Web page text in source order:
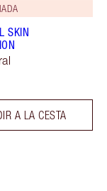
SKIN
A LA CESTA